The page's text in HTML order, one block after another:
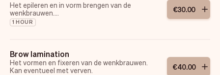
Het epileren en in vorm brengen van de
wenkbrauwen.
Inclusief mapping (het uitmeten en gelijkmaken
van de wenkbrauwen). Word geverfd met een
1 HOUR
€30.00
Brow lamination
Het vormen en fixeren van de wenkbrauwen.
Kan eventueel met verven.
€40.00